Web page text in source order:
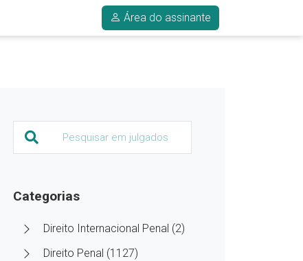
Área do assinante
Categorias
Direito Internacional Penal (2)
Direito Penal (1127)